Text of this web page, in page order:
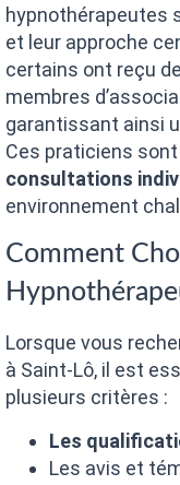
hypnothérapeutes
et leur approche
certains ont reçu
membres
garantissant ainsi
Ces praticiens
consultations
environnement
Comment
Lorsque vous
à Saint-Lô, il est
plusieurs critères :
Les
Les avis et